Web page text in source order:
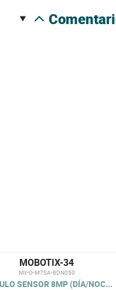
MOBOTIX-34
Mx-O-M7SA-8DN050
SENSOR 8MP (DÍA/NOC...